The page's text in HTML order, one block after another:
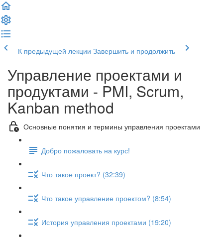
К предыдущей лекции Завершить и продолжить
Управление проектами и
продуктами - PMI, Scrum,
Kanban method
Основные понятия и термины управления проектами
Добро пожаловать на курс!
Что такое проект? (32:39)
Что такое управление проектом? (8:54)
История управления проектами (19:20)